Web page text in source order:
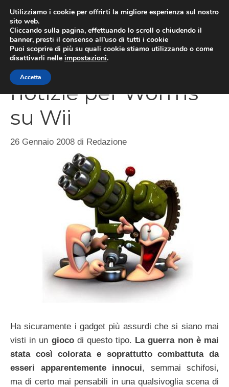
contenuto
Buone e cattive
notizie per Worms
su Wii
26 Gennaio 2008 di Redazione
Ha sicuramente i gadget più assurdi che si siano mai
visti in un giocodi questo tipo. La guerra non è mai
stata così colorata e soprattutto combattuta da
esseri apparentemente innocui, semmai schifosi,
ma di certo mai pensabili in una qualsivoglia scena di
Utilizziamo i cookie per offrirti la migliore esperienza sul nostro
sito web.
Cliccando sulla pagina, effettuando lo scroll o chiudendo il
banner, presti il consenso all’uso di tutti i cookie
Puoi scoprire di più su quali cookie stiamo utilizzando o come
disattivarli nelle impostazioni.
Accetta